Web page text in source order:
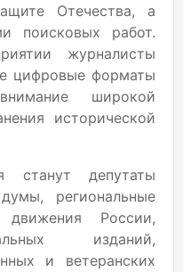
Отечества, а
поисковых работ.
журналисты
цифровые форматы
широкой
исторической
станут депутаты
региональные
движения России,
изданий,
и ветеранских